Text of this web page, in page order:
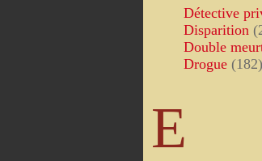
Détective
Disparition
Double
Drogue (182)
E